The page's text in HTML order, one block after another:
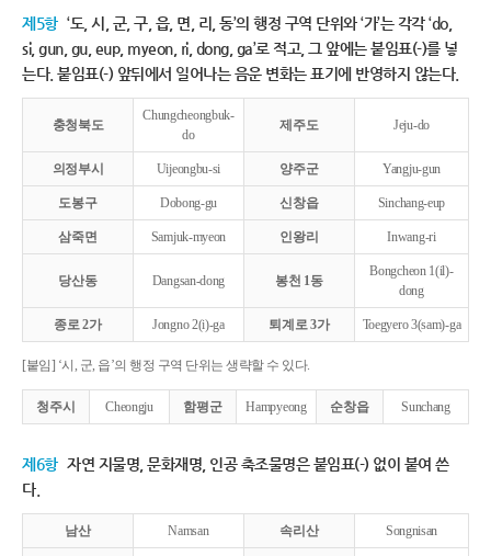
제5항 ‘도, 시, 군, 구, 읍, 면, 리, 동’의 행정 구역 단위와 ‘가’는 각각 ‘do,
si, gun, gu, eup, myeon, ri, dong, ga’로 적고, 그 앞에는 붙임표(-)를 넣
는다. 붙임표(-) 앞뒤에서 일어나는 음운 변화는 표기에 반영하지 않는다.
충청북도
Chungcheongbuk-
do
제주도 Jeju-do
의정부시 Uijeongbu-si 양주군 Yangju-gun
도봉구 Dobong-gu 신창읍 Sinchang-eup
삼죽면 Samjuk-myeon 인왕리 Inwang-ri
당산동 Dangsan-dong 봉천 1동
Bongcheon 1(il)-
dong
종로 2가 Jongno 2(i)-ga 퇴계로 3가 Toegyero 3(sam)-ga
[붙임] ‘시, 군, 읍’의 행정 구역 단위는 생략할 수 있다.
청주시 Cheongju 함평군 Hampyeong 순창읍 Sunchang
제6항 자연 지물명, 문화재명, 인공 축조물명은 붙임표(-) 없이 붙여 쓴
다.
남산 Namsan 속리산 Songnisan